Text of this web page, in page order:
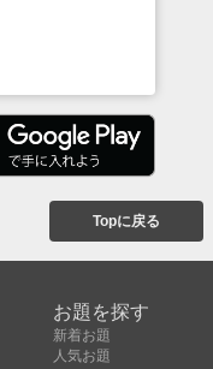
Topに戻る
お題を探す
新着お題
人気お題